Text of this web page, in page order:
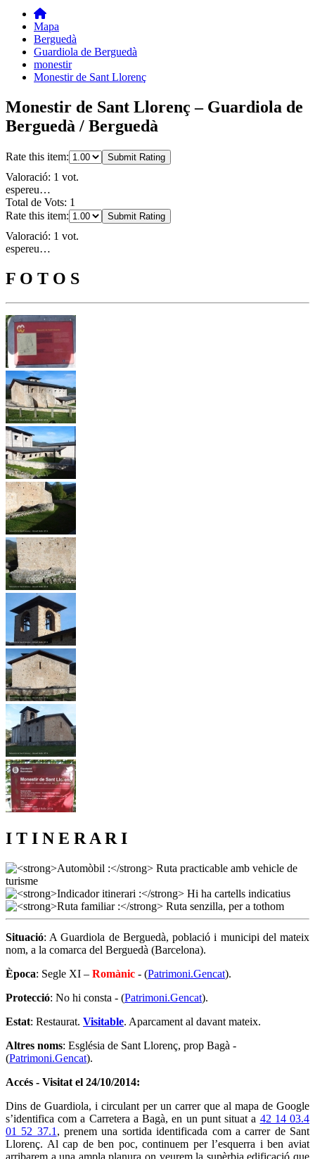
Mapa
Berguedà
Guardiola de Berguedà
monestir
Monestir de Sant Llorenç
Monestir de Sant Llorenç – Guardiola de
Berguedà / Berguedà
Rate this item: Submit Rating
Valoració: 1 vot.
espereu…
Total de Vots: 1
Rate this item:
Submit Rating
Valoració: 1 vot.
espereu…
F O T O S
I T I N E R A R I
Situació: A Guardiola de Berguedà, població i municipi del mateix
nom, a la comarca del Berguedà (Barcelona).
Època: Segle XI – Romànic - (Patrimoni.Gencat).
Protecció: No hi consta - (Patrimoni.Gencat).
Estat: Restaurat. Visitable. Aparcament al davant mateix.
Altres noms: Església de Sant Llorenç, prop Bagà -
(Patrimoni.Gencat).
Accés - Visitat el 24/10/2014:
Dins de Guardiola, i circulant per un carrer que al mapa de Google
s’identifica com a Carretera a Bagà, en un punt situat a 42 14 03.4
01 52 37.1 , prenem una sortida identificada com a carrer de Sant
Llorenç. Al cap de ben poc, continuem per l’esquerra i ben aviat
arribarem a una ampla planura on veurem la supèrbia edificació que